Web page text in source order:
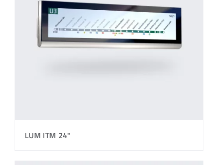
LUM ITM 24"